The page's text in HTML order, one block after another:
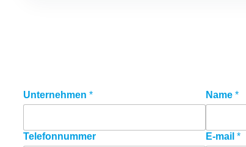
Unternehmen * Name *
E
-
a
i
Telefonnummer E-mail *